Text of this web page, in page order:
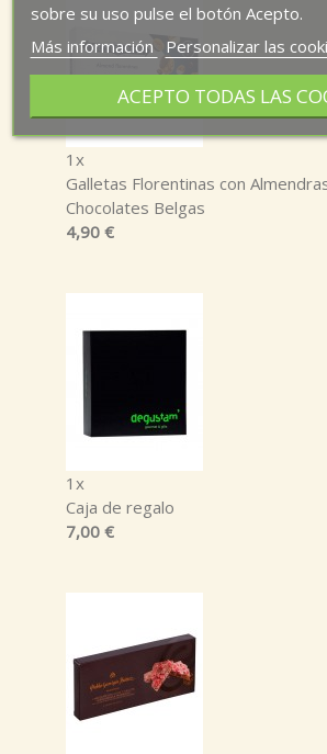
1x
Galletas Florentinas con
Chocolates Belgas
4,90 €
1x
Caja de regalo
7,00 €
sobre su uso pulse el botón Acepto.
Más información
Personalizar las
ACEPTO TODAS LAS